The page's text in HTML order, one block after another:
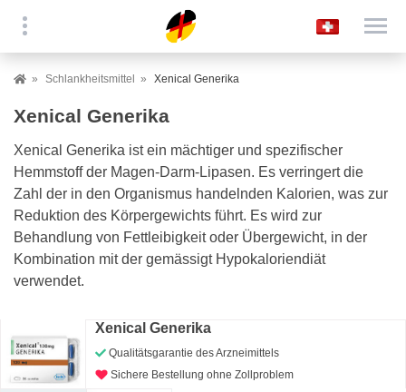
Schlankheitsmittel Xenical Generika
Xenical Generika
Xenical Generika ist ein mächtiger und spezifischer
Hemmstoff der Magen-Darm-Lipasen. Es verringert die
Zahl der in den Organismus handelnden Kalorien, was zur
Reduktion des Körpergewichts führt. Es wird zur
Behandlung von Fettleibigkeit oder Übergewicht, in der
Kombination mit der gemässigt Hypokaloriendiät
verwendet.
Xenical Generika
Qualitätsgarantie des Arzneimittels
Sichere Bestellung ohne Zollproblem